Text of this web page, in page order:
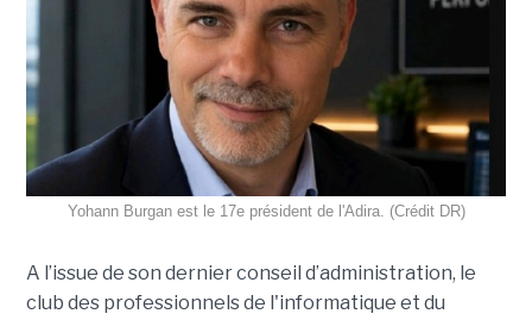
Yohann Burgan est le 17e président de l'Adira. (Crédit DR)
A l’issue de son dernier conseil d’administration, le
club des professionnels de l'informatique et du